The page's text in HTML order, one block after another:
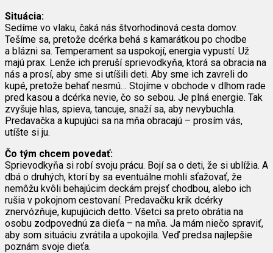
Situácia:
Sedíme vo vlaku, čaká nás štvorhodinová cesta domov.
Tešíme sa, pretože dcérka behá s kamarátkou po chodbe
a blázni sa. Temperament sa uspokojí, energia vypustí. Už
majú prax. Lenže ich preruší sprievodkyňa, ktorá sa obracia na
nás a prosí, aby sme si utíšili deti. Aby sme ich zavreli do
kupé, pretože behať nesmú… Stojíme v obchode v dlhom rade
pred kasou a dcérka nevie, čo so sebou. Je plná energie. Tak
zvyšuje hlas, spieva, tancuje, snaží sa, aby nevybuchla.
Predavačka a kupujúci sa na mňa obracajú – prosím vás,
utíšte si ju.
Čo tým chcem povedať:
Sprievodkyňa si robí svoju prácu. Bojí sa o deti, že si ublížia. A
dbá o druhých, ktorí by sa eventuálne mohli sťažovať, že
nemôžu kvôli behajúcim deckám prejsť chodbou, alebo ich
rušia v pokojnom cestovaní. Predavačku krik dcérky
znervózňuje, kupujúcich detto. Všetci sa preto obrátia na
osobu zodpovednú za dieťa – na mňa. Ja mám niečo spraviť,
aby som situáciu zvrátila a upokojila. Veď predsa najlepšie
poznám svoje dieťa.